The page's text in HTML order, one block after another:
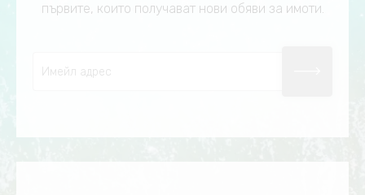
първите, които получават нови обяви за имоти.